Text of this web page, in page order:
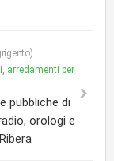
arredamenti per
pubbliche di
orologi e